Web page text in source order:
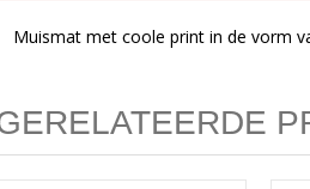
Muismat met coole print in de vorm